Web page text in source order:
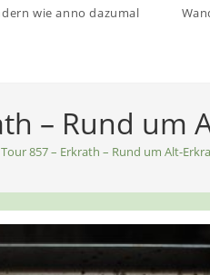
wie anno dazumal
– Rund um
Tour 857 – Erkrath – Rund um Alt-